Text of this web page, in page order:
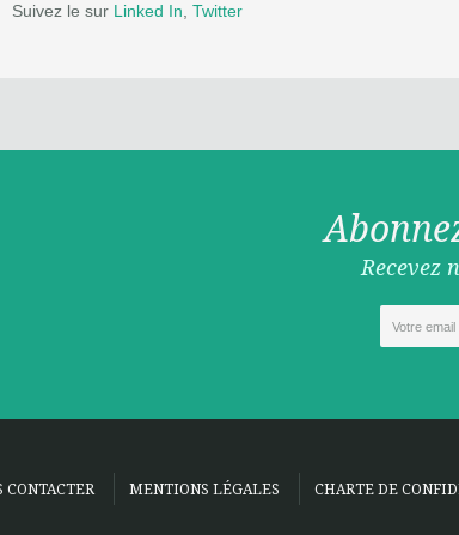
Suivez le sur Linked In Twitter
Recevez
CONTACTER MENTIONS LÉGALES CHARTE DE